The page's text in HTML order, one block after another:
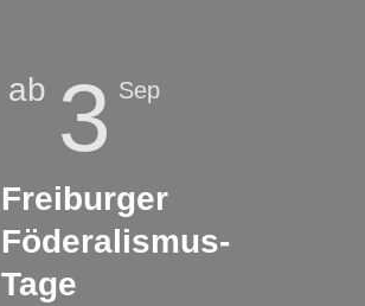
Sep
3
ab
Freiburger
Föderalismus-
Tage